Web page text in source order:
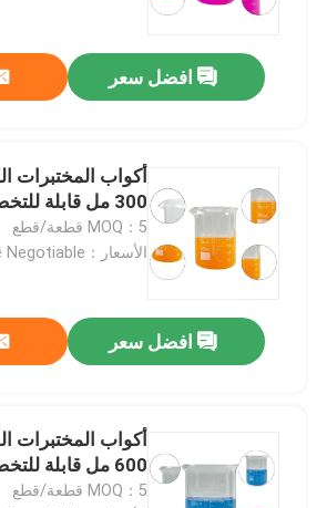
افضل سعر
أكواب المختبرات
300 مل قابلة للتخصيص
MOQ：5 قطعة/قطع
الأسعار：Price Negotiable
افضل سعر
أكواب المختبرات
600 مل قابلة للتخصيص
MOQ：5 قطعة/قطع